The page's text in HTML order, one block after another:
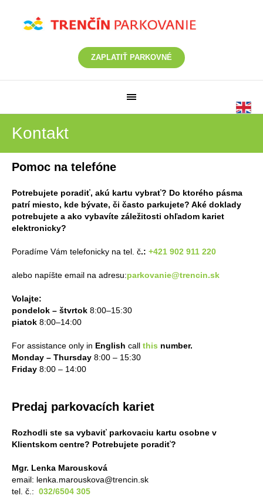
ZAPLATIŤ PARKOVNÉ
Kontakt
Pomoc na telefóne
Potrebujete poradiť, akú kartu vybrať? Do ktorého pásma
patrí miesto, kde bývate, či často parkujete? Aké doklady
potrebujete a ako vybavíte záležitosti ohľadom kariet
elektronicky?
Poradíme Vám telefonicky na tel. č.:+421 902 911 220
alebo napíšte email na adresu:parkovanie@trencin.sk
Volajte:
pondelok – štvrtok8:00–15:30
piatok8:00–14:00
For assistance only in English call this number.
Monday – Thursday8:00 – 15:30
Friday8:00 – 14:00
Predaj parkovacích kariet
Rozhodli ste sa vybaviť parkovaciu kartu osobne v
Klientskom centre? Potrebujete poradiť?
Mgr. Lenka Marousková
email: lenka.marouskova@trencin.sk
tel. č.:032/6504 305